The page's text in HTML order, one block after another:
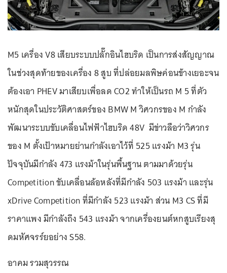
M5 เครื่อง V8 เสียบระบบปลั๊กอินไฮบริด เป็นการส่งสัญญาณ
ในช่วงสุดท้ายของเครื่อง 8 สูบ ที่ปล่อยมลพิษค่อนข้างเยอะจน
ต้องเอา PHEV มาเสียบเพื่อลด CO2 ทำให้เป็นรถ M 5 ที่ตัว
หนักสุดในประวัติศาสตร์ของ BMW M วิศวกรของ M กำลัง
พัฒนาระบบขับเคลื่อนไฟฟ้าไฮบริด 48V มีข่าวลือว่าวิศวกร
ของ M ตั้งเป้าหมายย่านกำลังเอาไว้ที่ 525 แรงม้า M3 รุ่น
ปัจจุบันมีกำลัง 473 แรงม้าในรุ่นพื้นฐาน ตามมาด้วยรุ่น
Competition ขับเคลื่อนล้อหลังที่มีกำลัง 503 แรงม้า และรุ่น
xDrive Competition ที่มีกำลัง 523 แรงม้า ส่วน M3 CS ที่มี
ราคาแพง มีกำลังถึง 543 แรงม้า จากเครื่องยนต์หกสูบเรียงสุ
ดมหัศจรร์ยอย่าง S58.
อาคม รวมสุวรรณ